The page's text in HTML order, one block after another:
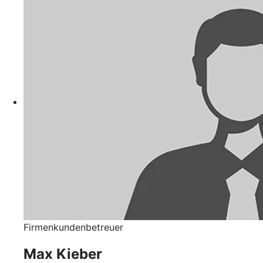
Firmenkundenbetreuer
Max Kieber